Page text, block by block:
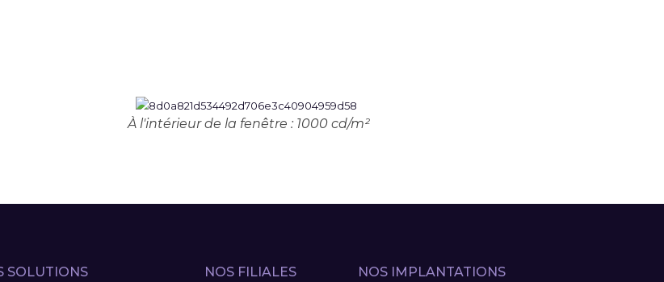
À l'intérieur de la fenêtre : 1000 cd/m²
SOLUTIONS
NOS FILIALES
NOS IMPLANTATIONS